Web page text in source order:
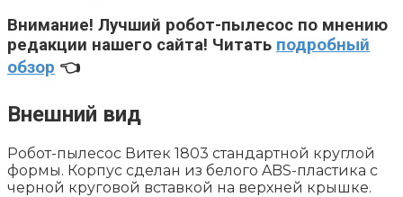
Внимание! Лучший робот-пылесос по мнению
редакции нашего сайта! Читать подробный
обзор 👈
Внешний вид
Робот-пылесос Витек 1803 стандартной круглой
формы. Корпус сделан из белого ABS-пластика с
черной круговой вставкой на верхней крышке.